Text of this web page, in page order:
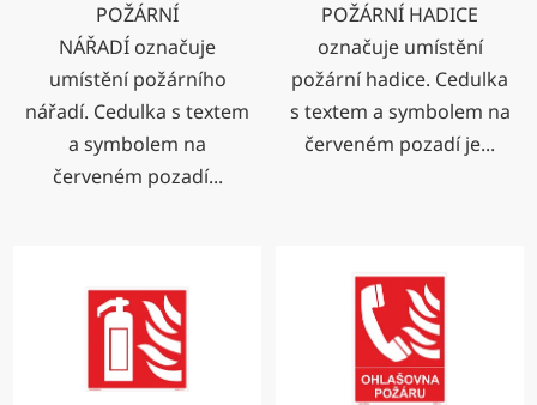
POŽÁRNÍ
NÁŘADÍ označuje
umístění požárního
nářadí. Cedulka s textem
a symbolem na
červeném pozadí...
POŽÁRNÍ HADICE
označuje umístění
požární hadice. Cedulka
s textem a symbolem na
červeném pozadí je...